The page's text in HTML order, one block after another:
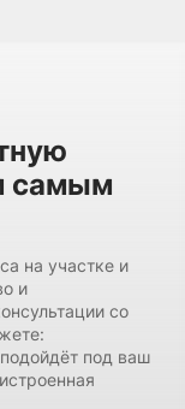
самым
на участке и
и
со
под ваш